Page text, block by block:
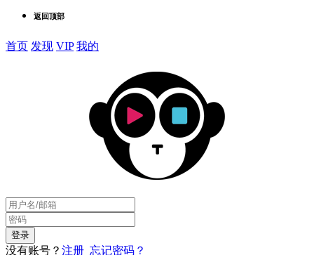
返回顶部
首页 发现 VIP 我的
没有账号？ 注册 忘记密码？